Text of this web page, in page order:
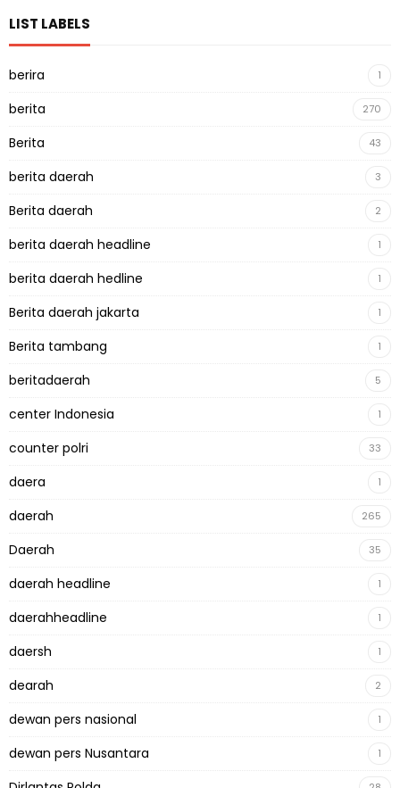
LIST LABELS
berira 1
berita 270
Berita 43
berita daerah 3
Berita daerah 2
berita daerah headline 1
berita daerah hedline 1
Berita daerah jakarta 1
Berita tambang 1
beritadaerah 5
center Indonesia 1
counter polri 33
daera 1
daerah 265
Daerah 35
daerah headline 1
daerahheadline 1
daersh 1
dearah 2
dewan pers nasional 1
dewan pers Nusantara 1